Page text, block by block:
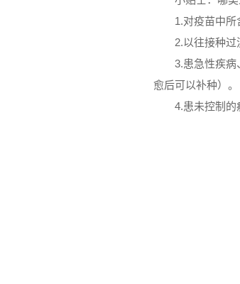
1.对疫苗中所
2.以往接种过
3.患急性疾
愈后可以补种）。
4.患未控制的